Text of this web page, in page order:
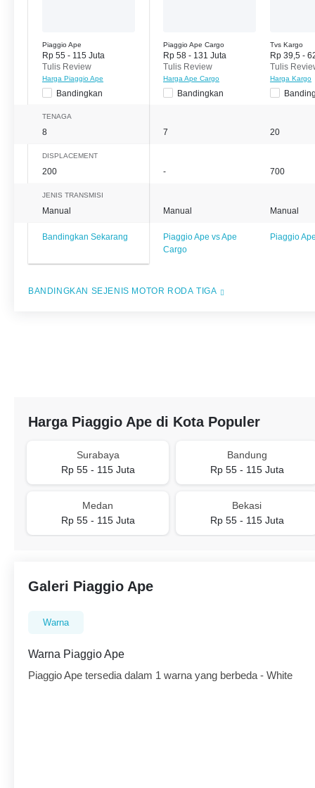
Piaggio Ape
Rp 55 - 115 Juta
Tulis Review
Harga Piaggio Ape
Bandingkan
Piaggio Ape Cargo
Rp 58 - 131 Juta
Tulis Review
Harga Ape Cargo
Bandingkan
Tvs Kargo
Rp 39,5 -
Tulis
Harga Kargo
TENAGA
8 7 20
DISPLACEMENT
200 - 700
JENIS TRANSMISI
Manual Manual Manual
Bandingkan Sekarang
Piaggio Ape vs Ape
Cargo
Piaggio
BANDINGKAN SEJENIS MOTOR RODA TIGA
Harga Piaggio Ape di Kota Populer
Surabaya
Rp 55 - 115 Juta
Bandung
Rp 55 - 115 Juta
Medan
Rp 55 - 115 Juta
Bekasi
Rp 55 - 115 Juta
Galeri Piaggio Ape
Warna
Warna Piaggio Ape
Piaggio Ape tersedia dalam 1 warna yang berbeda - White